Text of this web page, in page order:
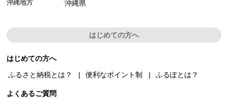
沖縄地方 沖縄県
はじめての方へ
はじめての方へ
ふるさと納税とは？
便利なポイント制 ふるぽとは？
よくあるご質問